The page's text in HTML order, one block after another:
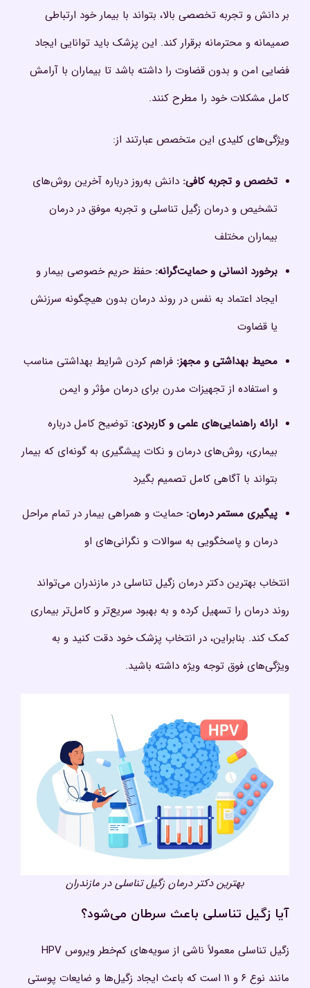
بر دانش و تجربه تخصصی بالا، بتواند با بیمار خود ارتباطی
صمیمانه و محترمانه برقرار کند. این پزشک باید توانایی ایجاد
فضایی امن و بدون قضاوت را داشته باشد تا بیماران با آرامش
کامل مشکلات خود را مطرح کنند.
ویژگی‌های کلیدی این متخصص عبارتند از:
تخصص و تجربه کافی: دانش به‌روز درباره آخرین روش‌های
تشخیص و درمان زگیل تناسلی و تجربه موفق در درمان
بیماران مختلف
برخورد انسانی و حمایت‌گرانه: حفظ حریم خصوصی بیمار و
ایجاد اعتماد به نفس در روند درمان بدون هیچگونه سرزنش
یا قضاوت
محیط بهداشتی و مجهز: فراهم کردن شرایط بهداشتی مناسب
و استفاده از تجهیزات مدرن برای درمان مؤثر و ایمن
ارائه راهنمایی‌های علمی و کاربردی: توضیح کامل درباره
بیماری، روش‌های درمان و نکات پیشگیری به گونه‌ای که بیمار
بتواند با آگاهی کامل تصمیم بگیرد
پیگیری مستمر درمان: حمایت و همراهی بیمار در تمام مراحل
درمان و پاسخگویی به سوالات و نگرانی‌های او
انتخاب بهترین دکتر درمان زگیل تناسلی در مازندران می‌تواند
روند درمان را تسهیل کرده و به بهبود سریع‌تر و کامل‌تر بیماری
کمک کند. بنابراین، در انتخاب پزشک خود دقت کنید و به
ویژگی‌های فوق توجه ویژه داشته باشید.
بهترین دکتر درمان زگیل تناسلی در مازندران
آیا زگیل تناسلی باعث سرطان می‌شود؟
زگیل تناسلی معمولاً ناشی از سویه‌های کم‌خطر ویروس HPV
مانند نوع ۶ و ۱۱ است که باعث ایجاد زگیل‌ها و ضایعات پوستی